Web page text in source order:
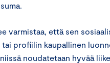
varmistaa, että sen
profiilin kaupallinen
noudatetaan hyvää